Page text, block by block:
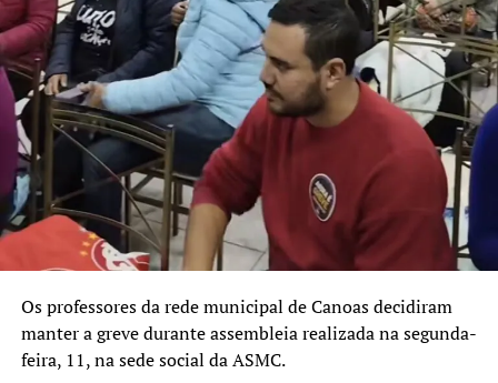
Os professores da rede municipal de Canoas decidiram
manter a greve durante assembleia realizada na segunda-
feira, 11, na sede social da ASMC.